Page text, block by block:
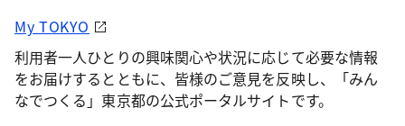
My TOKYO
利用者一人ひとりの興味関心や状況に応じて必要な情報
をお届けするとともに、皆様のご意見を反映し、「みん
なでつくる」東京都の公式ポータルサイトです。